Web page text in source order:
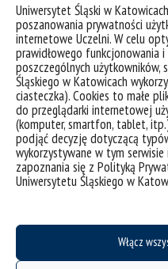
Uniwersytet Śląski w
poszanowania prywatności
internetowe Uczelni. W celu
prawidłowego funkcjonowania
poszczególnych
Śląskiego w Katowicach
ciasteczka). Cookies to małe
do przeglądarki internetowej
(komputer, smartfon, tablet,
podjąć decyzję dotyczącą
wykorzystywane w tym
zapoznania się z Polityką
Uniwersytetu Śląskiego w
Włącz
internetowej:
https://forms.gle/